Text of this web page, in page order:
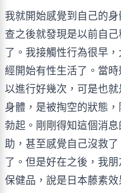
我就開始感覺到自己的
查之後就發現是以前自
了。我接觸性行為很早
經開始有性生活了。當時
以進行好幾次，可是也
身體，是被掏空的狀態
勃起。剛剛得知這個消
助，甚至感覺自己沒救
了。但是好在之後，我
保健品，說是日本藤素